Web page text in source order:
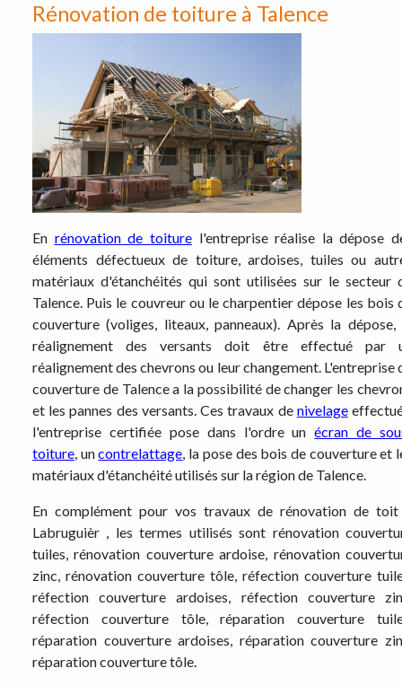
Rénovation de toiture à Talence
En rénovation de toiturel'entreprise réalise la dépose
éléments défectueux de toiture, ardoises, tuiles ou
matériaux d'étanchéités qui sont utilisées sur le secteur
Talence. Puis le couvreur ou le charpentier dépose les bois
couverture (voliges, liteaux, panneaux). Après la dépose,
réalignement des versants doit être effectué par
réalignement des chevrons ou leur changement. L'entreprise
couverture de Talence a la possibilité de changer les
et les pannes des versants. Ces travaux de nivelage
l'entreprise certifiée pose dans l'ordre unécran de
toiture, uncontrelattage, la pose des bois de couverture et
matériaux d'étanchéité utilisés sur la région de Talence.
En complément pour vos travaux de rénovation de
Labruguièr , les termes utilisés sont rénovation
tuiles, rénovation couverture ardoise, rénovation
zinc, rénovation couverture tôle, réfection couverture
réfection couverture ardoises, réfection couverture
réfection couverture tôle, réparation couverture
réparation couverture ardoises, réparation couverture
réparation couverture tôle.